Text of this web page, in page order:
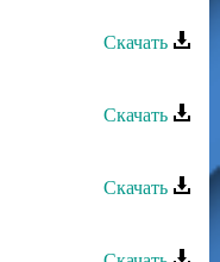
Скачать
Скачать
Скачать